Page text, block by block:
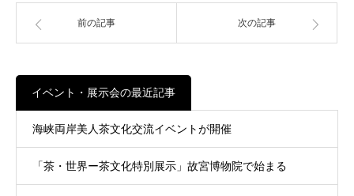
前の記事 次の記事
イベント・展示会の最近記事
海峡両岸美人茶文化交流イベントが開催
「茶・世界ー茶文化特別展示」故宮博物院で始まる